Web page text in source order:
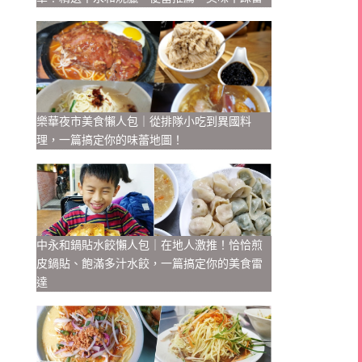
樂華夜市美食懶人包｜從排隊小吃到異國料
理，一篇搞定你的味蕾地圖！
中永和鍋貼水餃懶人包｜在地人激推！恰恰煎
皮鍋貼、飽滿多汁水餃，一篇搞定你的美食雷
達